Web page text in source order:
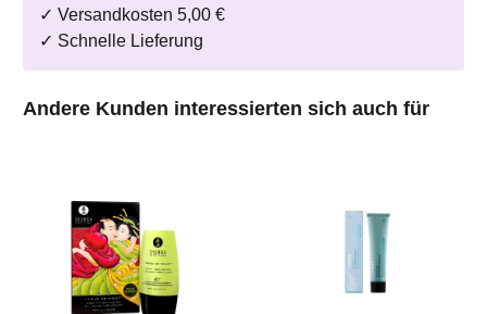
✓ Versandkosten 5,00 €
✓ Schnelle Lieferung
Produktgalerie überspringen
Andere Kunden interessierten sich auch für